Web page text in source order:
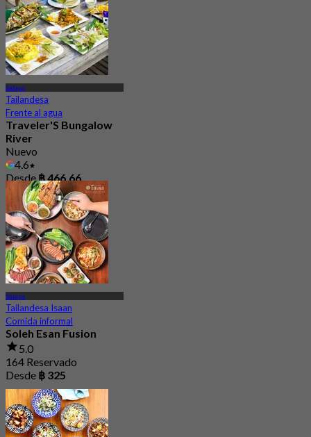
Salaya
Tailandesa
Frente al agua
Traveler'S Bungalow
River
Nuevo
4.6
Desde ฿ 466.66
Salaya
Tailandesa Isaan
Comida informal
Soleh Esan Fusion
5.0
164 Reservado
Desde ฿ 325